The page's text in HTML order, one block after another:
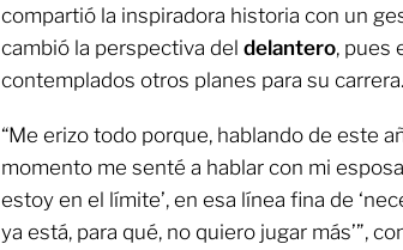
compartió la inspiradora historia con un
cambió la perspectiva del delantero, pues
contemplados otros planes para su carrera.
“Me erizo todo porque, hablando de este
momento me senté a hablar con mi
estoy en el límite’, en esa línea fina de
ya está, para qué, no quiero jugar más’”,